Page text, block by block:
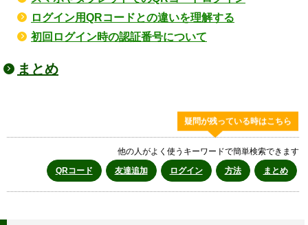
ログイン用QRコードとの違いを理解する
初回ログイン時の認証番号について
まとめ
疑問が残っている時はこちら
他の人がよく使うキーワードで簡単検索できます
QRコード
友達追加 ログイン 方法 まとめ